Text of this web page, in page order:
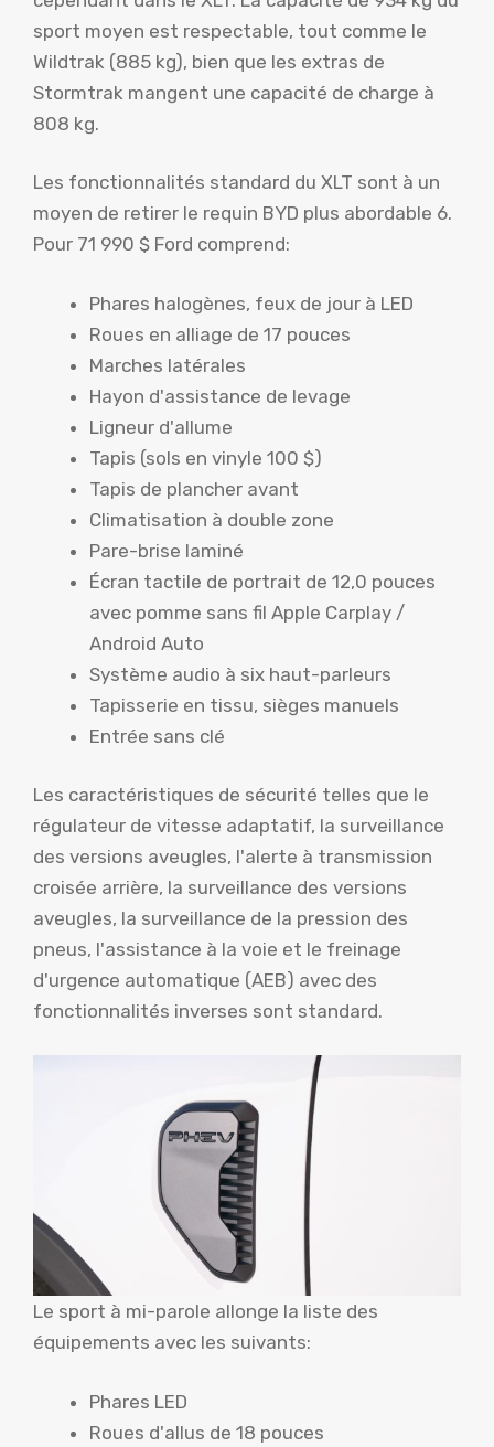
sport moyen est respectable, tout comme le
Wildtrak (885 kg), bien que les extras de
Stormtrak mangent une capacité de charge à
808 kg.
Les fonctionnalités standard du XLT sont à un
moyen de retirer le requin BYD plus abordable 6.
Pour 71 990 $ Ford comprend:
Phares halogènes, feux de jour à LED
Roues en alliage de 17 pouces
Marches latérales
Hayon d'assistance de levage
Ligneur d'allume
Tapis (sols en vinyle 100 $)
Tapis de plancher avant
Climatisation à double zone
Pare-brise laminé
Écran tactile de portrait de 12,0 pouces
avec pomme sans fil Apple Carplay /
Android Auto
Système audio à six haut-parleurs
Tapisserie en tissu, sièges manuels
Entrée sans clé
Les caractéristiques de sécurité telles que le
régulateur de vitesse adaptatif, la surveillance
des versions aveugles, l'alerte à transmission
croisée arrière, la surveillance des versions
aveugles, la surveillance de la pression des
pneus, l'assistance à la voie et le freinage
d'urgence automatique (AEB) avec des
fonctionnalités inverses sont standard.
Le sport à mi-parole allonge la liste des
équipements avec les suivants:
Phares LED
Roues d'allus de 18 pouces